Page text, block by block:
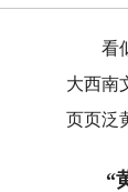
看似
大西南
页页泛
“黄